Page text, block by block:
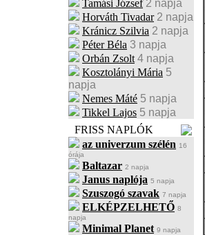
Tamási József 2 napja
Horváth Tivadar 2 napja
Kránicz Szilvia 2 napja
Péter Béla 3 napja
Orbán Zsolt 4 napja
Kosztolányi Mária 5
napja
Nemes Máté 5 napja
Tikkel Lajos 5 napja
FRISS NAPLÓK
az univerzum szélén 16
órája
Baltazar 2 napja
Janus naplója 5 napja
Szuszogó szavak 7 napja
ELKÉPZELHETŐ 8
napja
Minimal Planet 9 napja